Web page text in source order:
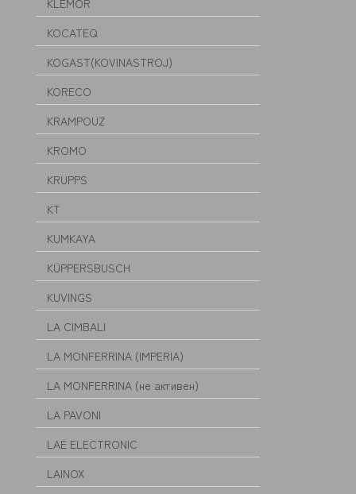
KLEMOR
KOCATEQ
KOGAST(KOVINASTROJ)
KORECO
KRAMPOUZ
KROMO
KRUPPS
KT
KUMKAYA
KÜPPERSBUSCH
KUVINGS
LA CIMBALI
LA MONFERRINA (IMPERIA)
LA MONFERRINA (не активен)
LA PAVONI
LAE ELECTRONIC
LAINOX